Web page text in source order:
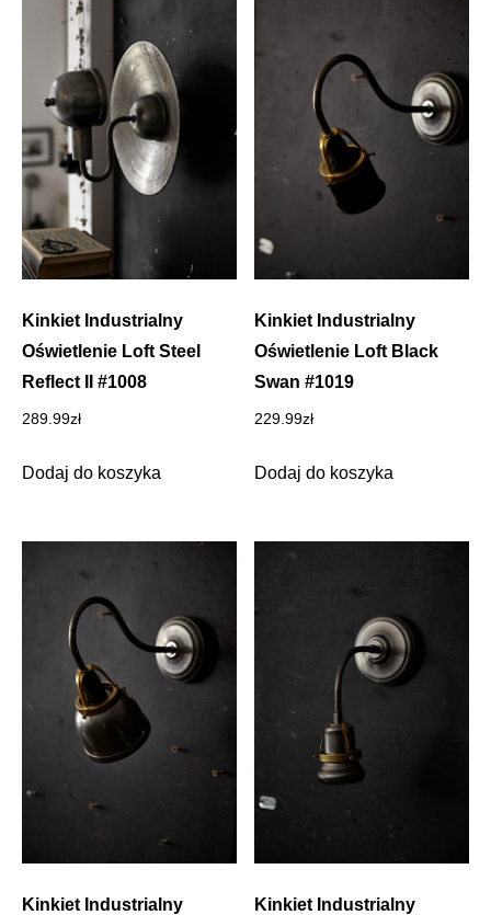
Kinkiet Industrialny
Oświetlenie Loft Steel
Reflect II #1008
289.99zł
Dodaj do koszyka
Kinkiet Industrialny
Oświetlenie Loft Black
Swan #1019
229.99zł
Dodaj do koszyka
Kinkiet Industrialny Kinkiet Industrialny